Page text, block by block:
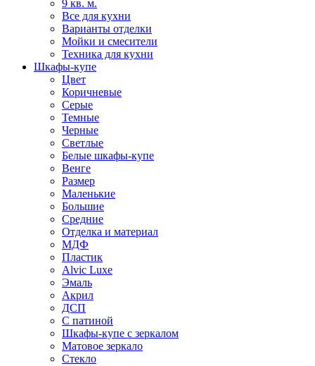
9 кв. м.
Все для кухни
Варианты отделки
Мойки и смесители
Техника для кухни
Шкафы-купе
Цвет
Коричневые
Серые
Темные
Черные
Светлые
Белые шкафы-купе
Венге
Размер
Маленькие
Большие
Средние
Отделка и материал
МДФ
Пластик
Alvic Luxe
Эмаль
Акрил
ДСП
С патиной
Шкафы-купе с зеркалом
Матовое зеркало
Стекло